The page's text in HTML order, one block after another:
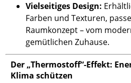
Vielseitiges Design:
Farben und Texturen,
Raumkonzept – vom
gemütlichen Zuhause.
Der „Thermostoff“-Effekt:
Klima schützen